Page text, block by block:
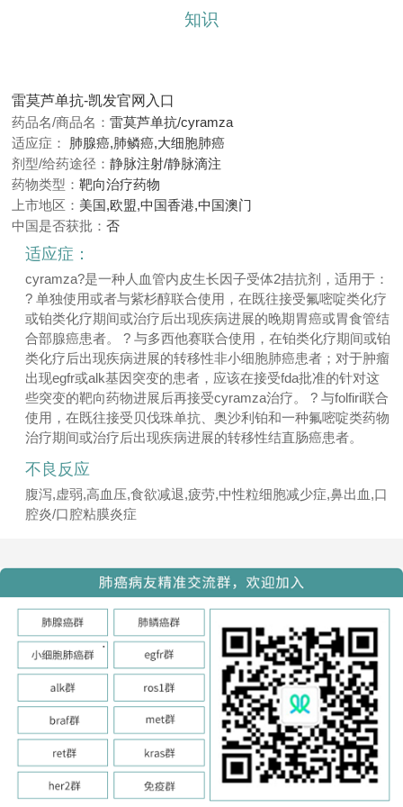
知识
雷莫芦单抗-凯发官网入口
药品名/商品名：雷莫芦单抗/cyramza
适应症：
肺腺癌,肺鳞癌,大细胞肺癌
剂型/给药途径：静脉注射/静脉滴注
药物类型：靶向治疗药物
上市地区： 美国,欧盟,中国香港,中国澳门
中国是否获批：否
适应症：
cyramza?是一种人血管内皮生长因子受体2拮抗剂，适用于：
? 单独使用或者与紫杉醇联合使用，在既往接受氟嘧啶类化疗
或铂类化疗期间或治疗后出现疾病进展的晚期胃癌或胃食管结
合部腺癌患者。 ? 与多西他赛联合使用，在铂类化疗期间或铂
类化疗后出现疾病进展的转移性非小细胞肺癌患者；对于肿瘤
出现egfr或alk基因突变的患者，应该在接受fda批准的针对这
些突变的靶向药物进展后再接受cyramza治疗。 ? 与folfiri联合
使用，在既往接受贝伐珠单抗、奥沙利铂和一种氟嘧啶类药物
治疗期间或治疗后出现疾病进展的转移性结直肠癌患者。
不良反应
腹泻,虚弱,高血压,食欲减退,疲劳,中性粒细胞减少症,鼻出血,口
腔炎/口腔粘膜炎症